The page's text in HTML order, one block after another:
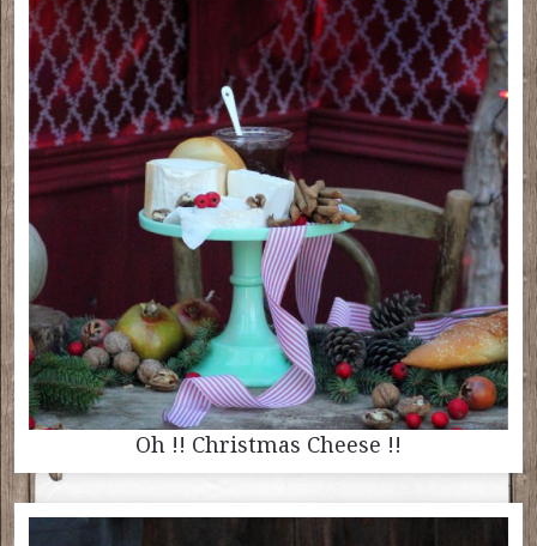
Oh !! Christmas Cheese !!